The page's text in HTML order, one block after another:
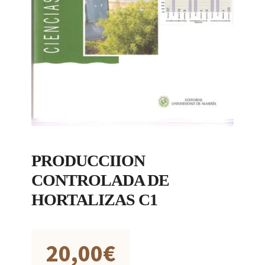
PRODUCCIION
CONTROLADA DE
HORTALIZAS C1
20,00€